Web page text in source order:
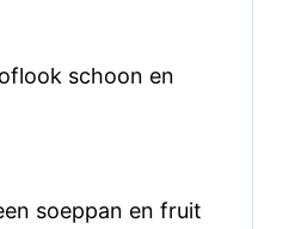
schoon en
soeppan en fruit